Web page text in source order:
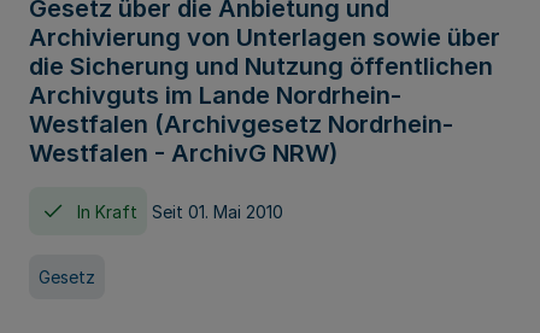
Gesetz über die Anbietung und
Archivierung von Unterlagen sowie über
die Sicherung und Nutzung öffentlichen
Archivguts im Lande Nordrhein-
Westfalen (Archivgesetz Nordrhein-
Westfalen - ArchivG NRW)
In Kraft Seit 01. Mai 2010
Gesetz